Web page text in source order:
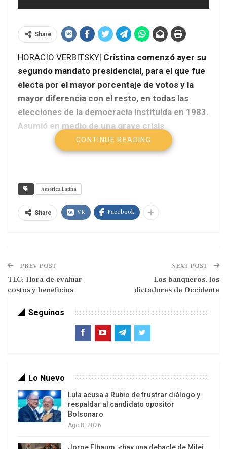
Share
HORACIO VERBITSKY| Cristina comenzó ayer su
segundo mandato presidencial, para el que fue
electa por el mayor porcentaje de votos y la
mayor diferencia con el resto, en todas las
elecciones de la democracia instituida en 1983.
Asumió en medio de una grave crisis
internacional que empeora cada día. La
defensa de los avances realizados desde 2003
internacionales.
Página 12
gravedad es imposible exagerar, con Europa
ciñéndose el cinturón alemán de castidad
presupuestaria y Estados Unidos a los sacudones
por el tironeo entre el Presidente demócrata y el
CONTINUE READING
America Latina
Share VK Facebook
PREV POST
TLC: Hora de evaluar
costos y beneficios
NEXT POST
Los banqueros, los
dictadores de Occidente
Seguinos
Lo Nuevo
Lula acusa a Rubio de frustrar diálogo y
respaldar al candidato opositor
Bolsonaro
Ago 8, 2026
Jorge Elbaum: «hay una debacle de Milei